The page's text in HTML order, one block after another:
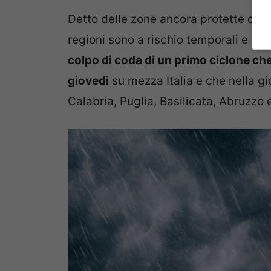
Detto delle zone ancora protette
regioni sono a rischio temporali e
colpo di coda di un primo ciclone
giovedì su mezza Italia e che nella
Calabria, Puglia, Basilicata, Abruzzo